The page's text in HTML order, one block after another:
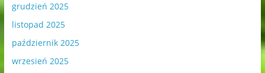
grudzień 2025
listopad 2025
październik 2025
wrzesień 2025